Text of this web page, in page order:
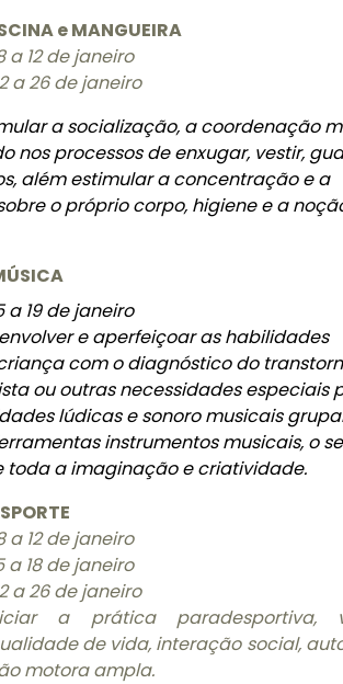
e MANGUEIRA
a 12 de janeiro
a 26 de janeiro
a socialização, a coordenação
nos processos de enxugar, vestir,
além estimular a concentração e a
o próprio corpo, higiene e a
a 19 de janeiro
e aperfeiçoar as habilidades
com o diagnóstico do
ou outras necessidades especiais
lúdicas e sonoro musicais
instrumentos musicais, o
toda a imaginação e criatividade.
a 12 de janeiro
a 18 de janeiro
a 26 de janeiro
a prática paradesportiva,
de vida, interação social,
motora ampla.